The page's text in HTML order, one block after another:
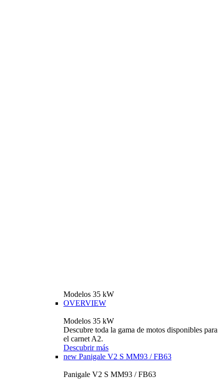
Modelos 35 kW
OVERVIEW
Modelos 35 kW
Descubre toda la gama de motos disponibles para
el carnet A2.
Descubrir más
new Panigale V2 S MM93 / FB63
Panigale V2 S MM93 / FB63